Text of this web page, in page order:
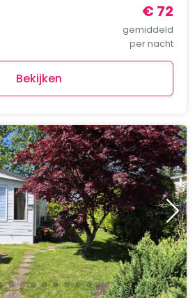
€ 72
gemiddeld
per nacht
Bekijken